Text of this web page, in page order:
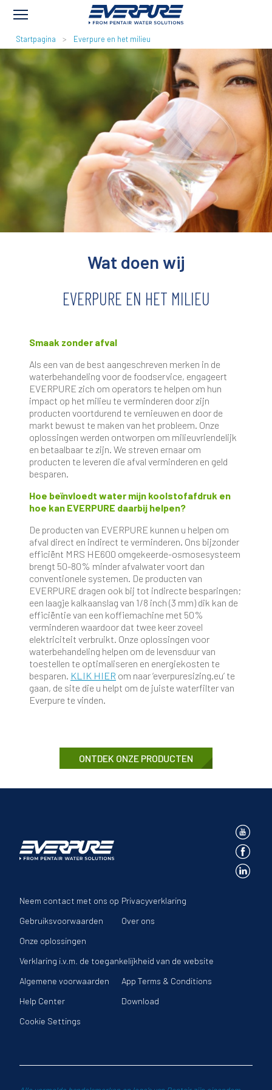
KRUIMELPAD
Startpagina Everpure en het milieu
Wat doen wij
EVERPURE EN HET MILIEU
Smaak zonder afval
Als een van de best aangeschreven merken in de
waterbehandeling voor de foodservice, engageert
EVERPURE zich om operators te helpen om hun
impact op het milieu te verminderen door zijn
producten voortdurend te vernieuwen en door de
markt bewust te maken van het probleem. Onze
oplossingen werden ontworpen om milieuvriendelijk
en betaalbaar te zijn. We streven ernaar om
producten te leveren die afval verminderen en geld
besparen.
Hoe beïnvloedt water mijn koolstofafdruk en
hoe kan EVERPURE daarbij helpen?
De producten van EVERPURE kunnen u helpen om
afval direct en indirect te verminderen. Ons bijzonder
efficiënt MRS HE600 omgekeerde-osmosesysteem
brengt 50-80% minder afvalwater voort dan
conventionele systemen. De producten van
EVERPURE dragen ook bij tot indirecte besparingen;
een laagje kalkaanslag van 1/8 inch (3 mm) dik kan de
efficiëntie van een koffiemachine met 50%
verminderen waardoor dat twee keer zoveel
elektriciteit verbruikt. Onze oplossingen voor
waterbehandeling helpen om de levensduur van
toestellen te optimaliseren en energiekosten te
besparen. KLIK HIER om naar ‘everpuresizing.eu’ te
gaan, de site die u helpt om de juiste waterfilter van
Everpure te vinden.
ONTDEK ONZE PRODUCTEN
Neem contact met ons op Privacyverklaring
Gebruiksvoorwaarden
Over ons
Onze oplossingen
Verklaring i.v.m. de toegankelijkheid van de website
Algemene voorwaarden
App Terms & Conditions
Help Center
Download
Cookie Settings